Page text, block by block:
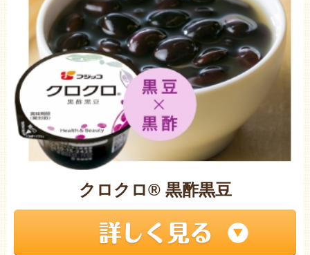
クロクロ® 黒酢黒豆